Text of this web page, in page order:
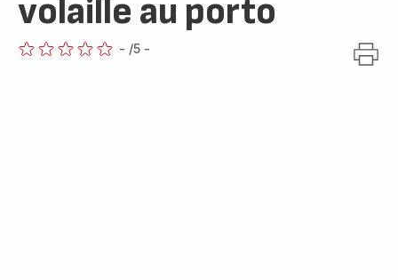
volaille au porto
- /5 -